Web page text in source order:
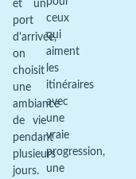
et un
port
d'arrivée,
on
choisit
une
ambiance
de vie
pendant
plusieurs
jours.
ceux
qui
aiment
les
itinéraires
avec
une
vraie
progression,
une